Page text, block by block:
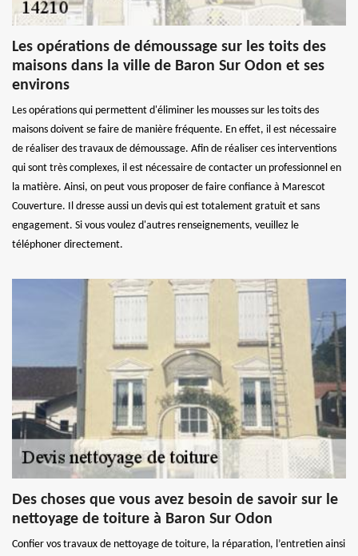
Les opérations de démoussage sur les toits des
maisons dans la ville de Baron Sur Odon et ses
environs
Les opérations qui permettent d'éliminer les mousses sur les toits des
maisons doivent se faire de manière fréquente. En effet, il est nécessaire
de réaliser des travaux de démoussage. Afin de réaliser ces interventions
qui sont très complexes, il est nécessaire de contacter un professionnel en
la matière. Ainsi, on peut vous proposer de faire confiance à Marescot
Couverture. Il dresse aussi un devis qui est totalement gratuit et sans
engagement. Si vous voulez d'autres renseignements, veuillez le
téléphoner directement.
Des choses que vous avez besoin de savoir sur le
nettoyage de toiture à Baron Sur Odon
Confier vos travaux de nettoyage de toiture, la réparation, l’entretien ainsi